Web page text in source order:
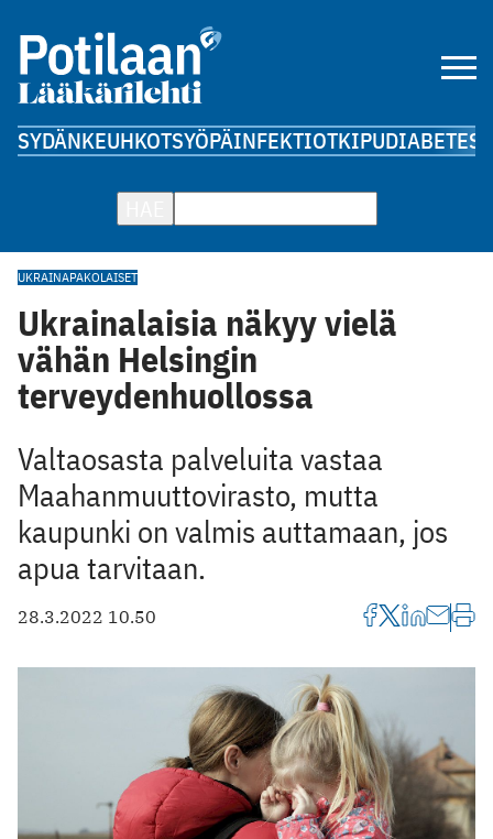
SYDÄNKEUHKOTSYÖPÄINFEKTIOTKIPUDIABETES
UKRAINAPAKOLAISET
Ukrainalaisia näkyy vielä
vähän Helsingin
terveydenhuollossa
Valtaosasta palveluita vastaa
Maahanmuuttovirasto, mutta
kaupunki on valmis auttamaan, jos
apua tarvitaan.
28.3.2022 10.50